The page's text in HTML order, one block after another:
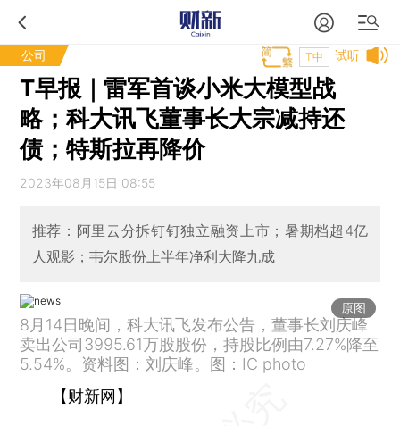
公司 试听
T中
T早报｜雷军首谈小米大模型战
略；科大讯飞董事长大宗减持还
债；特斯拉再降价
2023年08月15日 08:55
推荐：阿里云分拆钉钉独立融资上市；暑期档超4亿
人观影；韦尔股份上半年净利大降九成
原图
8月14日晚间，科大讯飞发布公告，董事长刘庆峰
卖出公司3995.61万股股份，持股比例由7.27%降至
5.54%。资料图：刘庆峰。图：IC photo
【财新网】